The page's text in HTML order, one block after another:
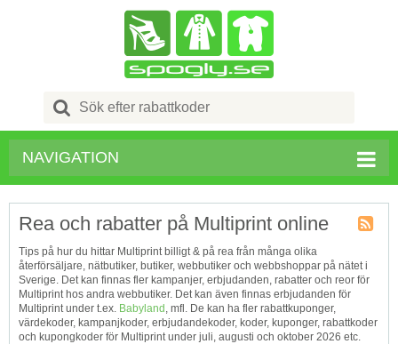
Search
for:
NAVIGATION
Tagg
RSS
Rea och rabatter på Multiprint online
Tips på hur du hittar Multiprint billigt & på rea från många olika
återförsäljare, nätbutiker, butiker, webbutiker och webbshoppar på nätet i
Sverige. Det kan finnas fler kampanjer, erbjudanden, rabatter och reor för
Multiprint hos andra webbutiker. Det kan även finnas erbjudanden för
Multiprint under t.ex. Babyland , mfl. De kan ha fler rabattkuponger,
värdekoder, kampanjkoder, erbjudandekoder, koder, kuponger, rabattkoder
och kupongkoder för Multiprint under juli, augusti och oktober 2026 etc.